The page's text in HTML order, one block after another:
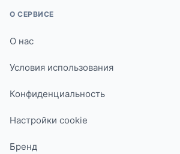
О СЕРВИСЕ
О нас
Условия использования
Конфиденциальность
Настройки cookie
Бренд